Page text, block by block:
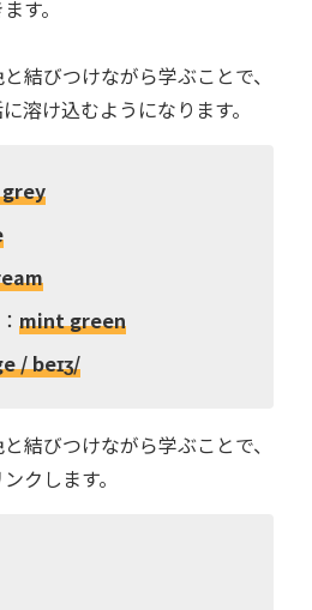
す。
結びつけながら学ぶことで、
溶け込むようになります。
mint green
/ beɪʒ/
結びつけながら学ぶことで、
クします。